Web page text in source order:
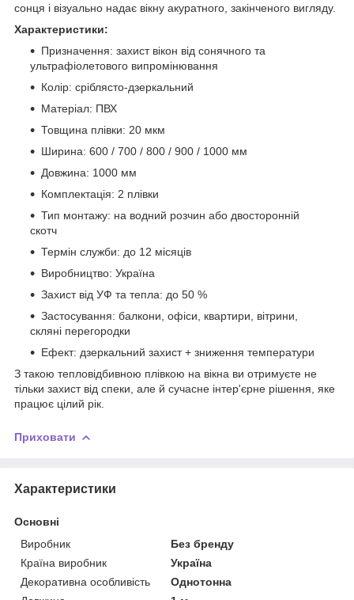
сонця і візуально надає вікну акуратного, закінченого вигляду.
Характеристики:
Призначення: захист вікон від сонячного та
ультрафіолетового випромінювання
Колір: сріблясто-дзеркальний
Матеріал: ПВХ
Товщина плівки: 20 мкм
Ширина: 600 / 700 / 800 / 900 / 1000 мм
Довжина: 1000 мм
Комплектація: 2 плівки
Тип монтажу: на водний розчин або двосторонній
скотч
Термін служби: до 12 місяців
Виробництво: Україна
Захист від УФ та тепла: до 50 %
Застосування: балкони, офіси, квартири, вітрини,
скляні перегородки
Ефект: дзеркальний захист + зниження температури
З такою тепловідбивною плівкою на вікна ви отримуєте не
тільки захист від спеки, але й сучасне інтер'єрне рішення, яке
працює цілий рік.
Приховати
Характеристики
Основні
Виробник
Без бренду
Країна виробник
Україна
Декоративна особливість
Однотонна